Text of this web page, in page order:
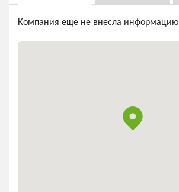
Компания еще не внесла информацию